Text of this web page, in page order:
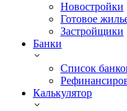
Новостройки
Готовое
Застройщики
Банки
Список
Калькулятор